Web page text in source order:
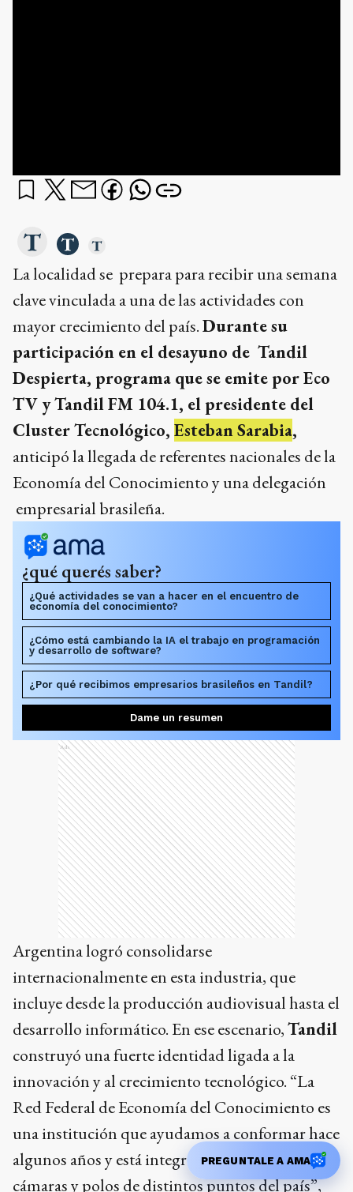
La localidad se prepara para recibir una semana
clave vinculada a una de las actividades con
mayor crecimiento del país.Durante su
participación en el desayuno de Tandil
Despierta, programa que se emite por Eco
TV y Tandil FM 104.1, el presidente del
Cluster Tecnológico, Esteban Sarabia,
anticipó la llegada de referentes nacionales de la
Economía del Conocimiento y una delegación
empresarial brasileña.
¿qué querés saber?
¿Qué actividades se van a hacer en el encuentro de
economía del conocimiento?
¿Cómo está cambiando la IA el trabajo en programación
y desarrollo de software?
¿Por qué recibimos empresarios brasileños en Tandil?
Dame un resumen
Ads
Argentina logró consolidarse
internacionalmente en esta industria, que
incluye desde la producción audiovisual hasta el
desarrollo informático. En ese escenario,Tandil
construyó una fuerte identidad ligada a la
innovación y al crecimiento tecnológico. “La
Red Federal de Economía del Conocimiento es
una institución que ayudamos a conformar hace
algunos años y está integrada por clusters,
cámaras y polos de distintos puntos del país”,
PREGUNTALE A AMA